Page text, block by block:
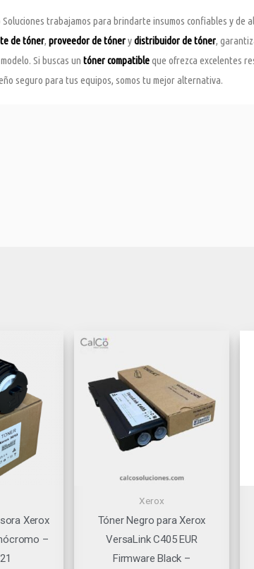
Soluciones trabajamos para brindarte insumos confiables y de
de tóner, proveedor de tónerydistribuidor de tóner,
Si buscas un tóner compatibleque ofrezca excelentes
seguro para tus equipos, somos tu mejor alternativa.
Xerox
–
Xerox
Tóner Negro para Xerox
VersaLink C405 EUR
Firmware Black –